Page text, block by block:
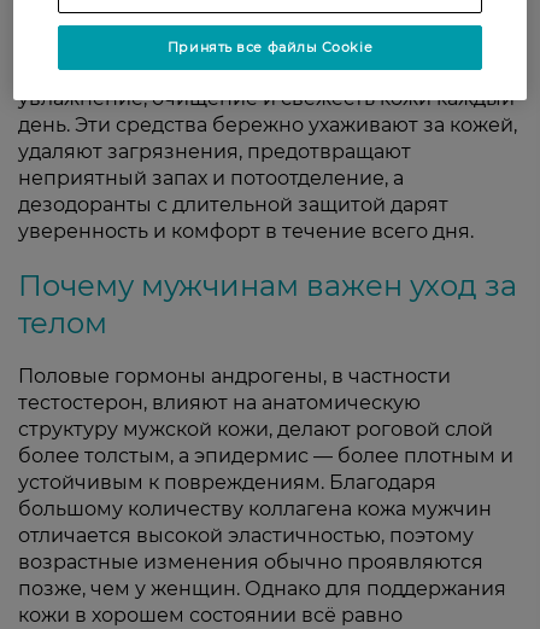
Гели для душа, спреи, кремы для тела и
дезодоранты для мужчин обеспечивают
увлажнение, очищение и свежесть кожи каждый
день. Эти средства бережно ухаживают за кожей,
удаляют загрязнения, предотвращают
неприятный запах и потоотделение, а
дезодоранты с длительной защитой дарят
уверенность и комфорт в течение всего дня.
Почему мужчинам важен уход за
телом
Половые гормоны андрогены, в частности
тестостерон, влияют на анатомическую
структуру мужской кожи, делают роговой слой
более толстым, а эпидермис — более плотным и
устойчивым к повреждениям. Благодаря
большому количеству коллагена кожа мужчин
отличается высокой эластичностью, поэтому
возрастные изменения обычно проявляются
позже, чем у женщин. Однако для поддержания
кожи в хорошем состоянии всё равно
Принять все файлы Cookie